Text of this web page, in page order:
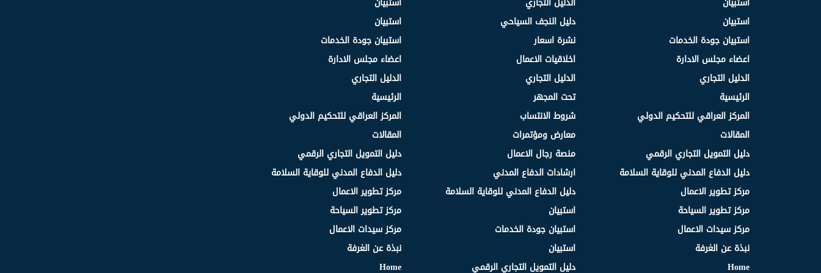
استبيان
استبيان جودة الخدمات
اعضاء مجلس الادارة
الدليل التجاري
الرئيسية
المركز العراقي للتحكيم الدولي
المقالات
دليل التمويل التجاري الرقمي
دليل الدفاع المدني للوقاية السلامة
مركز تطوير الاعمال
مركز تطوير السياحة
مركز سيدات الاعمال
نبذة عن الغرفة
Home
دليل النجف السياحي
نشرة اسعار
اخلاقيات الاعمال
الدليل التجاري
تحت المجهر
شروط الانتساب
معارض ومؤتمرات
منصة رجال الاعمال
ارشادات الدفاع المدني
دليل الدفاع المدني للوقاية السلامة
استبيان
استبيان جودة الخدمات
استبيان
دليل التمويل التجاري الرقمي
استبيان
استبيان جودة الخدمات
اعضاء مجلس الادارة
الدليل التجاري
الرئيسية
المركز العراقي للتحكيم الدولي
المقالات
دليل التمويل التجاري الرقمي
دليل الدفاع المدني للوقاية السلامة
مركز تطوير الاعمال
مركز تطوير السياحة
مركز سيدات الاعمال
نبذة عن الغرفة
Home